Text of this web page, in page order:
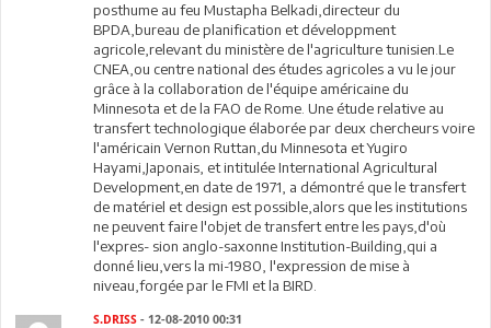
posthume au feu Mustapha Belkadi,directeur du
BPDA,bureau de planification et développment
agricole,relevant du ministère de l'agriculture tunisien.Le
CNEA,ou centre national des études agricoles a vu le jour
grâce à la collaboration de l'équipe américaine du
Minnesota et de la FAO de Rome. Une étude relative au
transfert technologique élaborée par deux chercheurs voire
l'américain Vernon Ruttan,du Minnesota et Yugiro
Hayami,Japonais, et intitulée International Agricultural
Development,en date de 1971, a démontré que le transfert
de matériel et design est possible,alors que les institutions
ne peuvent faire l'objet de transfert entre les pays,d'où
l'expres- sion anglo-saxonne Institution-Building,qui a
donné lieu,vers la mi-1980, l'expression de mise à
niveau,forgée par le FMI et la BIRD.
S.DRISS - 12-08-2010 00:31